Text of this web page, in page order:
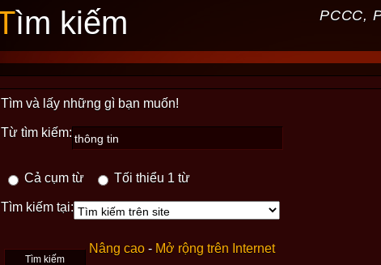
Tìm kiếm PCCC,
Tìm và lấy những gì bạn muốn!
Từ tìm kiếm:
Cả cụm từ Tối thiểu 1 từ
Tìm kiếm tại:
Nâng cao - Mở rộng trên Internet